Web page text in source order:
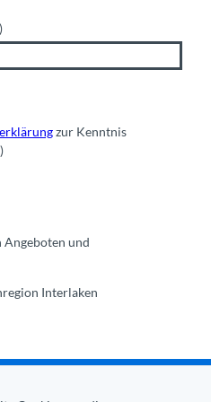
zur Kenntnis
und
Interlaken